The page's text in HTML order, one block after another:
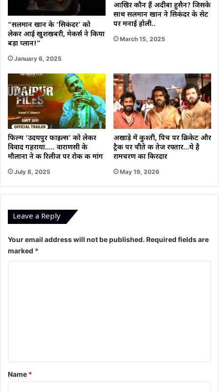
“सलमान खान के ‘सिकंदर’ को
लेकर आई खुशखबरी, मेकर्स ने किया
बड़ा प्लान!”
January 6, 2025
आखिर कौन हैं अदीबा हुसैन? जिसके
साथ सलमान खान ने सिकंदर के सेट
पर मनाई होली..
March 15, 2025
फिल्म ‘उदयपुर फाइल्स’ को लेकर
विवाद गहराया….. वाराणसी के
मौलाना ने की रिलीज पर रोक की मांग
July 8, 2025
अखाड़े में कुश्ती, पिच पर क्रिकेट और
ट्रैक पर चीते की तेज रफ्तार…ये है
रामचरण का किरदार
May 19, 2026
Leave a Reply
Your email address will not be published. Required fields are
marked *
*
Name *